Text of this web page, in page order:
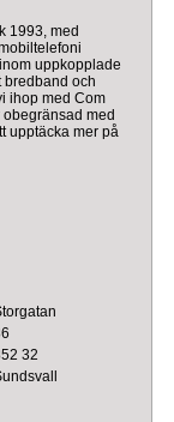
1993, med
uppkopplade
bredband och
ihop med Com
med
upptäcka mer på
32